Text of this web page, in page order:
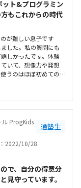
ット&プログラミン
もこれからの時代
が難しい息子です
した。私の質問にも
しかったです。体験
いて、想像力や発想
うのはほぼ初めての
トに送信してロボッ
差点を2つ超えなけれ
遠くないのが嬉しい
雰囲気が居心地よ
たです。今通ってい
やプログラミング教
や教材も良かったで
もらえて、少し難し
うに最後までやれた
ル ProgKids
通塾生
2022/10/28
で、自分の得意分
見守っています。